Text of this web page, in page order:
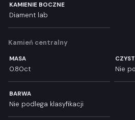
KAMIENIE BOCZNE
Diament lab
Kamień centralny
MASA
0.80ct Nie
BARWA
Nie podlega klasyfikacji